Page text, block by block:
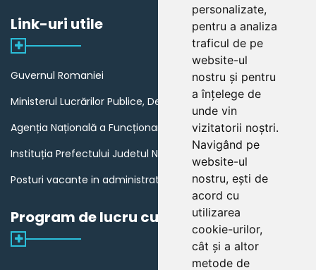
personalizate,
pentru a analiza
traficul de pe
website-ul
nostru și pentru
a înțelege de
unde vin
vizitatorii noștri.
Navigând pe
website-ul
nostru, ești de
acord cu
utilizarea
cookie-urilor,
cât și a altor
metode de
Link-uri utile
Guvernul Romaniei
Ministerul Lucrărilor Publice, Dezvoltării și Administrației
Agenția Națională a Funcționarilor Publici
Instituția Prefectului Judetul Neamt
Posturi vacante in administratia publica din Romania
Program de lucru cu publicul